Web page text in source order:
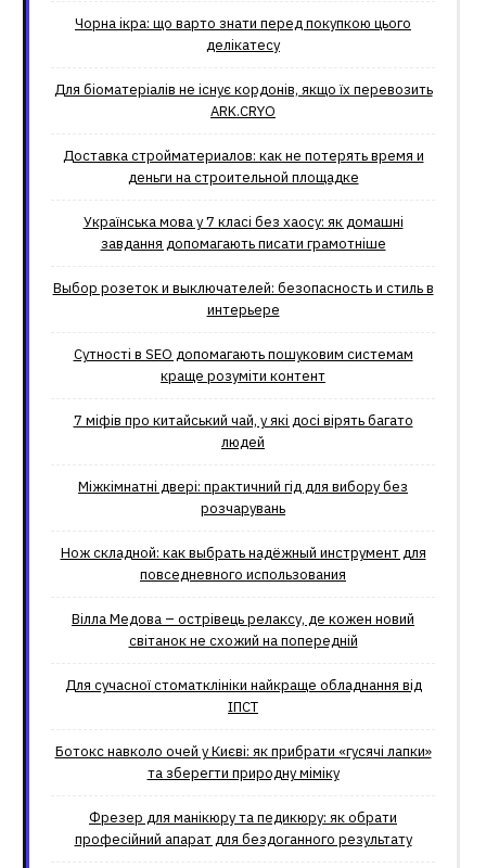
Чорна ікра: що варто знати перед покупкою цього
делікатесу
Для біоматеріалів не існує кордонів, якщо їх перевозить
ARK.CRYO
Доставка стройматериалов: как не потерять время и
деньги на строительной площадке
Українська мова у 7 класі без хаосу: як домашні
завдання допомагають писати грамотніше
Выбор розеток и выключателей: безопасность и стиль в
интерьере
Сутності в SEO допомагають пошуковим системам
краще розуміти контент
7 міфів про китайський чай, у які досі вірять багато
людей
Міжкімнатні двері: практичний гід для вибору без
розчарувань
Нож складной: как выбрать надёжный инструмент для
повседневного использования
Вілла Медова – острівець релаксу, де кожен новий
світанок не схожий на попередній
Для сучасної стоматклініки найкраще обладнання від
ІПСТ
Ботокс навколо очей у Києві: як прибрати «гусячі лапки»
та зберегти природну міміку
Фрезер для манікюру та педикюру: як обрати
професійний апарат для бездоганного результату